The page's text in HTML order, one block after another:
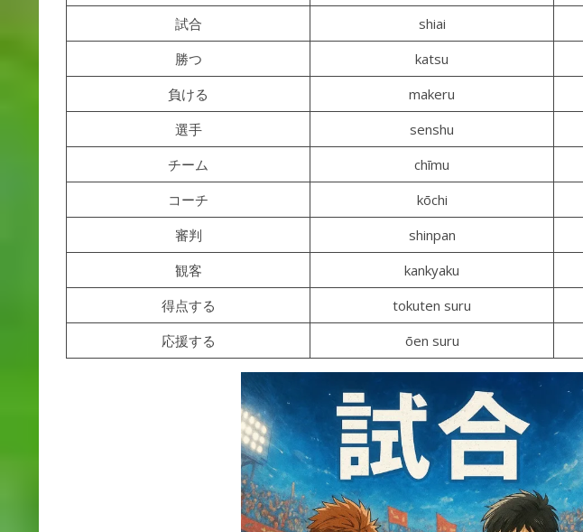
試合
shiai
勝つ
katsu
負ける
makeru
選手
senshu
チーム
chīmu
コーチ
kōchi
審判
shinpan
観客
kankyaku
得点する
tokuten suru
応援する
ōen suru